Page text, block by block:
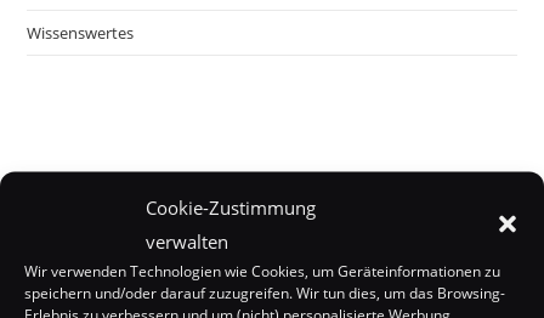
Cookie-Zustimmung
verwalten
Wir verwenden Technologien wie Cookies, um Geräteinformationen zu
speichern und/oder darauf zuzugreifen. Wir tun dies, um das Browsing-
Wissenswertes